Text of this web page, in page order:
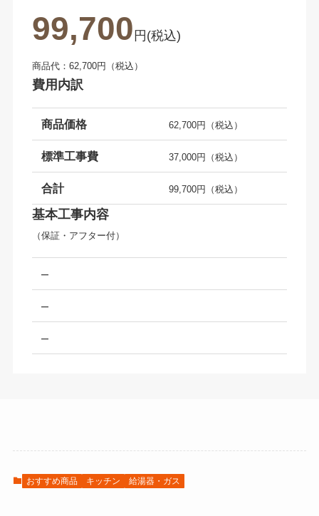
99,700 円(税込)
商品代：62,700円（税込）
費用内訳
商品価格 62,700円（税込）
標準工事費 37,000円（税込）
合計 99,700円（税込）
基本工事内容
（保証・アフター付）
–
–
–
おすすめ商品 キッチン 給湯器・ガス